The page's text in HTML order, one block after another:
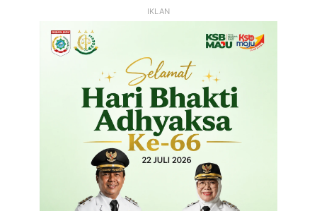
IKLAN